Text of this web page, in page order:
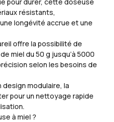
résistants,
longévité accrue et une
offre la possibilité de
miel du 50 g jusqu’à 5000
selon les besoins de
modulaire, la
pour un nettoyage rapide
à miel ?